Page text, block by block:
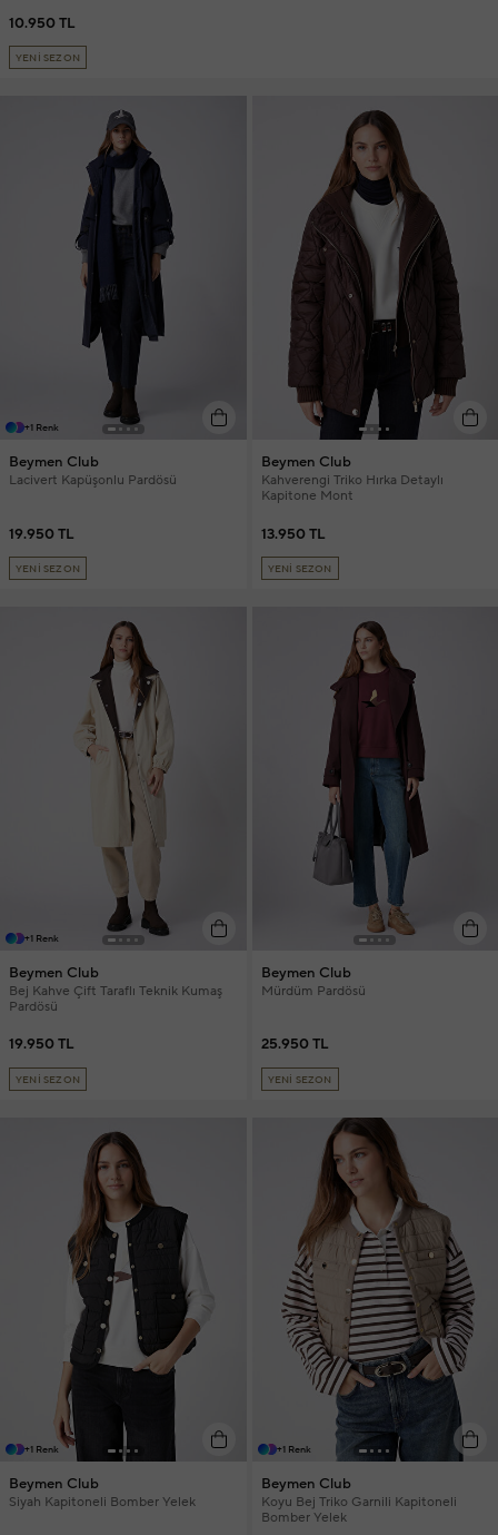
10.950 TL
YENİ SEZON
+1 Renk
Beymen Club
Lacivert Kapüşonlu Pardösü
19.950 TL
YENİ SEZON
Beymen Club
Kahverengi Triko Hırka Detaylı
Kapitone Mont
13.950 TL
YENİ SEZON
+1 Renk
Beymen Club
Bej Kahve Çift Taraflı Teknik Kumaş
Pardösü
19.950 TL
YENİ SEZON
Beymen Club
Mürdüm Pardösü
25.950 TL
YENİ SEZON
+1 Renk
Beymen Club
Siyah Kapitoneli Bomber Yelek
+1 Renk
Beymen Club
Koyu Bej Triko Garnili Kapitoneli
Bomber Yelek